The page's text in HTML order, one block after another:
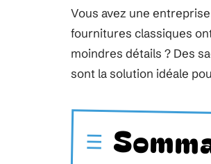
Vous avez une
fournitures classiques
moindres détails ? Des
sont la solution idéale